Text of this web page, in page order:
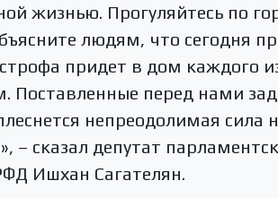
жизнью. Прогуляйтесь по
людям, что сегодня
придет в дом каждого
Поставленные перед нами
непреодолимая сила
– сказал депутат
Ишхан Сагателян.